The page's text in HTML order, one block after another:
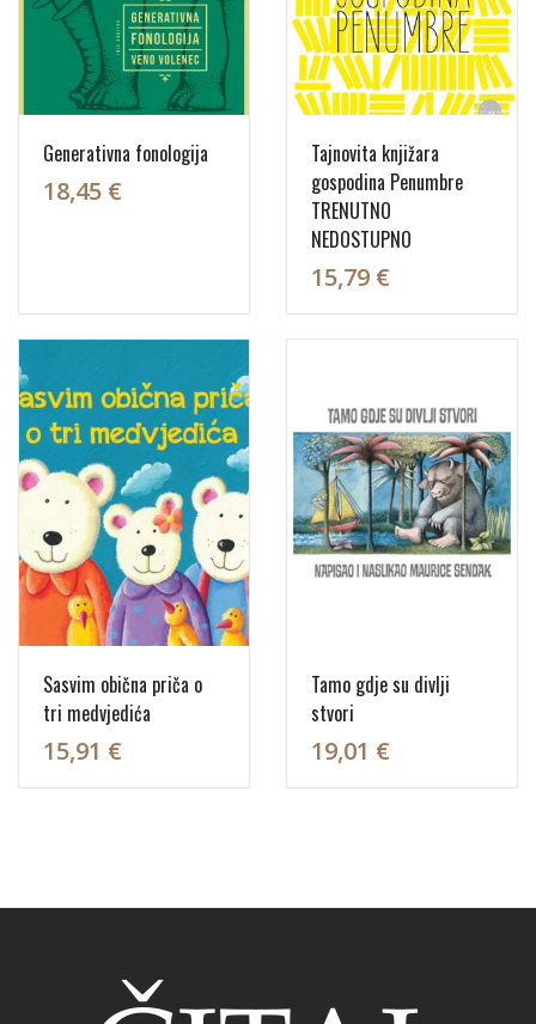
Generativna fonologija
18,45 €
Tajnovita knjižara
gospodina Penumbre
TRENUTNO
NEDOSTUPNO
15,79 €
Sasvim obična priča o
tri medvjedića
15,91 €
Tamo gdje su divlji
stvori
19,01 €